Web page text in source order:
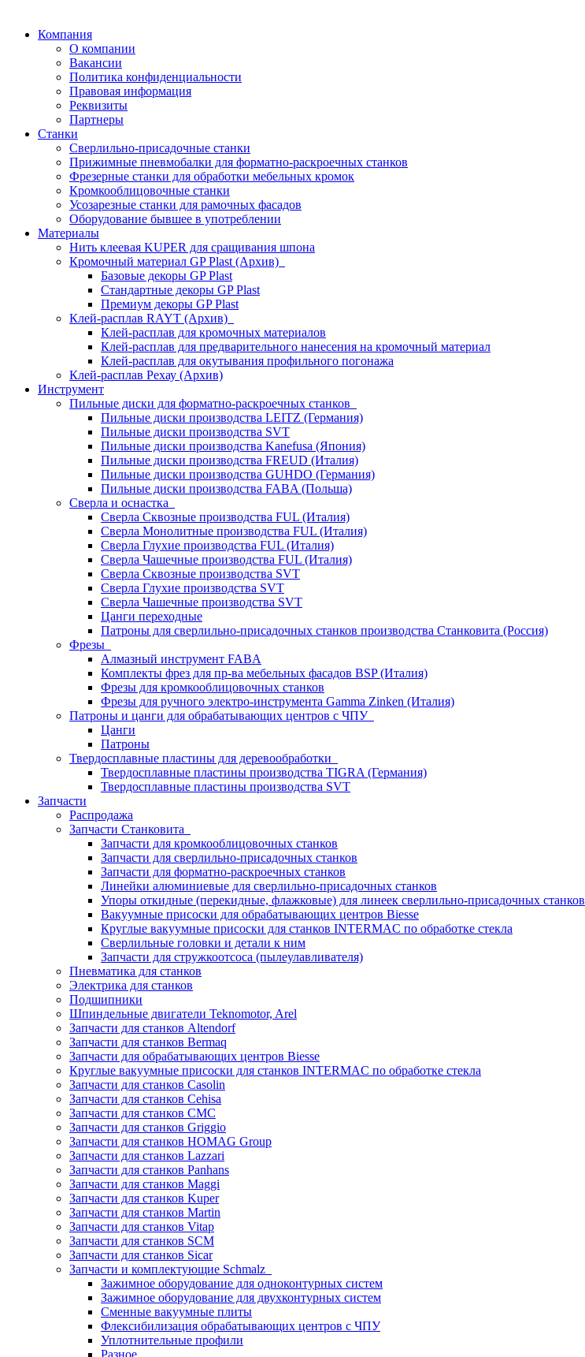
Компания
О компании
Вакансии
Политика конфиденциальности
Правовая информация
Реквизиты
Партнеры
Станки
Сверлильно-присадочные станки
Прижимные пневмобалки для форматно-раскроечных станков
Фрезерные станки для обработки мебельных кромок
Кромкооблицовочные станки
Усозарезные станки для рамочных фасадов
Оборудование бывшее в употреблении
Материалы
Нить клеевая KUPER для сращивания шпона
Кромочный материал GP Plast (Архив)
Базовые декоры GP Plast
Стандартные декоры GP Plast
Премиум декоры GP Plast
Клей-расплав RAYT (Архив)
Клей-расплав для кромочных материалов
Клей-расплав для предварительного нанесения на кромочный материал
Клей-расплав для окутывания профильного погонажа
Клей-расплав Рехау (Архив)
Инструмент
Пильные диски для форматно-раскроечных станков
Пильные диски производства LEITZ (Германия)
Пильные диски производства SVT
Пильные диски производства Kanefusa (Япония)
Пильные диски производства FREUD (Италия)
Пильные диски производства GUHDO (Германия)
Пильные диски производства FABA (Польша)
Сверла и оснастка
Сверла Сквозные производства FUL (Италия)
Сверла Монолитные производства FUL (Италия)
Сверла Глухие производства FUL (Италия)
Сверла Чашечные производства FUL (Италия)
Сверла Сквозные производства SVT
Сверла Глухие производства SVT
Сверла Чашечные производства SVT
Цанги переходные
Патроны для сверлильно-присадочных станков производства Станковита (Россия)
Фрезы
Алмазный инструмент FABA
Комплекты фрез для пр-ва мебельных фасадов BSP (Италия)
Фрезы для кромкооблицовочных станков
Фрезы для ручного электро-инструмента Gamma Zinken (Италия)
Патроны и цанги для обрабатывающих центров с ЧПУ
Цанги
Патроны
Твердосплавные пластины для деревообработки
Твердосплавные пластины производства TIGRA (Германия)
Твердосплавные пластины производства SVT
Запчасти
Распродажа
Запчасти Станковита
Запчасти для кромкооблицовочных станков
Запчасти для сверлильно-присадочных станков
Запчасти для форматно-раскроечных станков
Линейки алюминиевые для сверлильно-присадочных станков
Упоры откидные (перекидные, флажковые) для линеек сверлильно-присадочных станков
Вакуумные присоски для обрабатывающих центров Biesse
Круглые вакуумные присоски для станков INTERMAC по обработке стекла
Сверлильные головки и детали к ним
Запчасти для стружкоотсоса (пылеулавливателя)
Пневматика для станков
Электрика для станков
Подшипники
Шпиндельные двигатели Teknomotor, Arel
Запчасти для станков Altendorf
Запчасти для станков Bermaq
Запчасти для обрабатывающих центров Biesse
Круглые вакуумные присоски для станков INTERMAC по обработке стекла
Запчасти для станков Casolin
Запчасти для станков Cehisa
Запчасти для станков CMC
Запчасти для станков Griggio
Запчасти для станков HOMAG Group
Запчасти для станков Lazzari
Запчасти для станков Panhans
Запчасти для станков Maggi
Запчасти для станков Kuper
Запчасти для станков Martin
Запчасти для станков Vitap
Запчасти для станков SCM
Запчасти для станков Sicar
Запчасти и комплектующие Schmalz
Зажимное оборудование для одноконтурных систем
Зажимное оборудование для двухконтурных систем
Сменные вакуумные плиты
Флексибилизация обрабатывающих центров с ЧПУ
Уплотнительные профили
Разное